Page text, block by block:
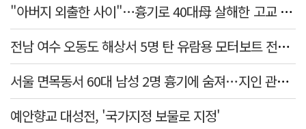
"아버지 외출한 사이"…흉기로 40대母 살해한 고교 자퇴생, 구속 기로에
전남 여수 오동도 해상서 5명 탄 유람용 모터보트 전복…2명 숨져
서울 면목동서 60대 남성 2명 흉기에 숨져…지인 관계로 추정
예안향교 대성전, '국가지정 보물로 지정'